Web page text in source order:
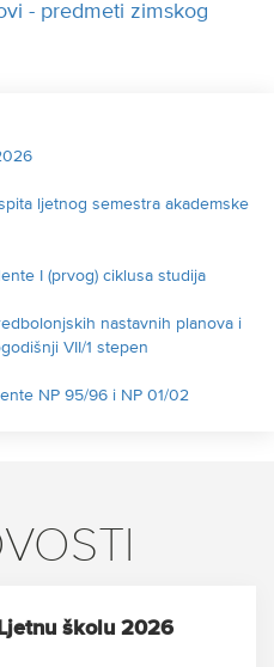
- predmeti zimskog
ljetnog semestra akademske
I (prvog) ciklusa studija
nastavnih planova i
VII/1 stepen
NP 95/96 i NP 01/02
školu 2026